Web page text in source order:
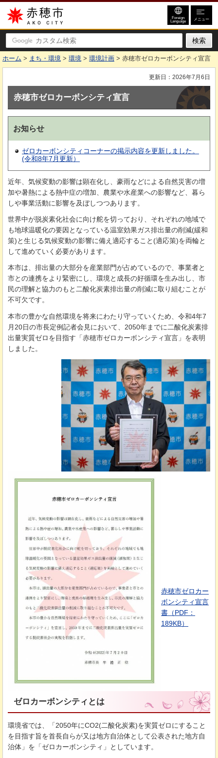
赤穂市
Foreign
Language メニュー
ホーム > まち・環境 > 環境 > 環境計画 > 赤穂市ゼロカーボンシティ宣言
更新日：2026年7月6日
赤穂市ゼロカーボンシティ宣言
お知らせ
ゼロカーボンシティコーナーの掲示内容を更新しました。
(令和8年7月更新）
近年、気候変動の影響は顕在化し、豪雨などによる自然災害の増
加や暑熱による熱中症の増加、農業や水産業への影響など、暮ら
しや事業活動に影響を及ぼしつつあります。
世界中が脱炭素化社会に向け舵を切っており、それぞれの地域で
も地球温暖化の要因となっている温室効果ガス排出量の削減(緩和
策)と生じる気候変動の影響に備え適応すること(適応策)を両輪と
して進めていく必要があります。
本市は、排出量の大部分を産業部門が占めているので、事業者と
市との連携をより緊密にし、環境と成長の好循環を生み出し、市
民の理解と協力のもと二酸化炭素排出量の削減に取り組むことが
不可欠です。
本市の豊かな自然環境を将来にわたり守っていくため、令和4年7
月20日の市長定例記者会見において、2050年までに二酸化炭素排
出量実質ゼロを目指す「赤穂市ゼロカーボンシティ宣言」を表明
しました。
赤穂市ゼロカー
ボンシティ宣言
書（PDF：
189KB）
ゼロカーボンシティとは
環境省では、「2050年にCO2(二酸化炭素)を実質ゼロにすること
を目指す旨を首長自らが又は地方自治体として公表された地方自
治体」を「ゼロカーボンシティ」としています。